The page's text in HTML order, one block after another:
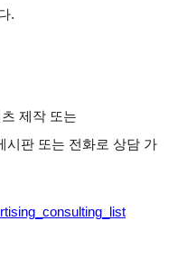
.
제작 또는
시판 또는 전화로 상담 가